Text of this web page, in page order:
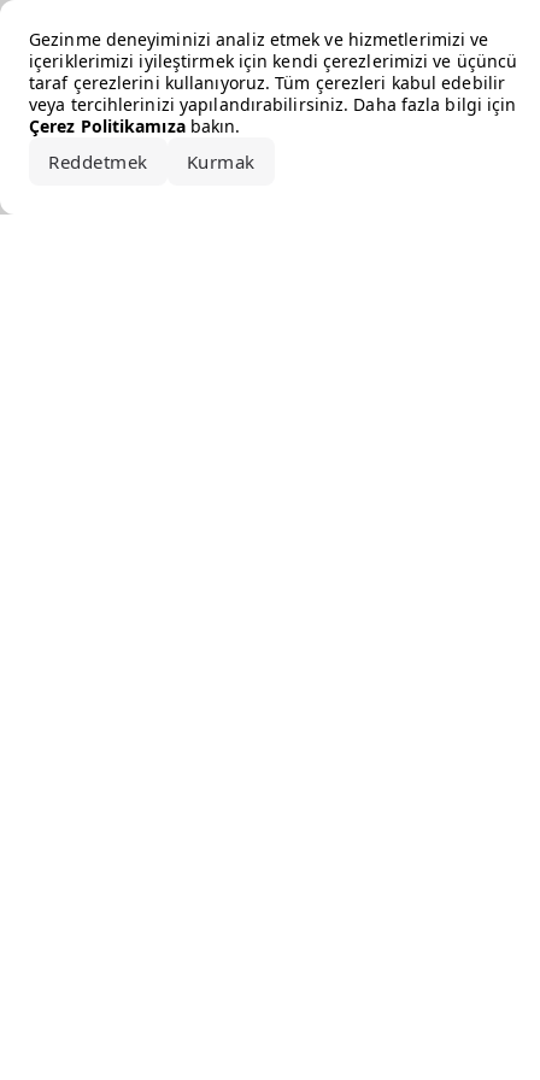
Gezinme deneyiminizi analiz etmek ve hizmetlerimizi ve
içeriklerimizi iyileştirmek için kendi çerezlerimizi ve üçüncü
taraf çerezlerini kullanıyoruz. Tüm çerezleri kabul edebilir
veya tercihlerinizi yapılandırabilirsiniz. Daha fazla bilgi için
Çerez Politikamızabakın.
Reddetmek Kurmak
Error loading the brand